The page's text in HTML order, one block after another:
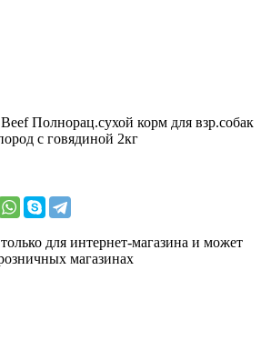
Полнорац.сухой корм для взр.собак
с говядиной 2кг
для интернет-магазина и может
магазинах